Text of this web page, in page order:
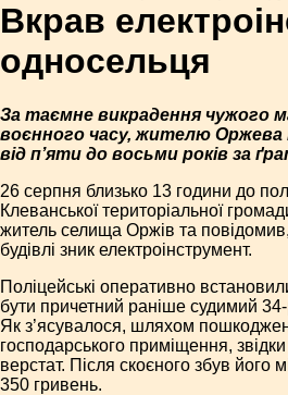
Вкрав
односельця
За таємне викрадення чужого
воєнного часу, жителю
від п’яти до восьми років за
26 серпня близько 13 години до
Клеванської територіальної
житель селища Оржів та
будівлі зник електроінструмент.
Поліцейські оперативно
бути причетний раніше судимий
Як з’ясувалося, шляхом
господарського приміщення,
верстат. Після скоєного збув його
350 гривень.